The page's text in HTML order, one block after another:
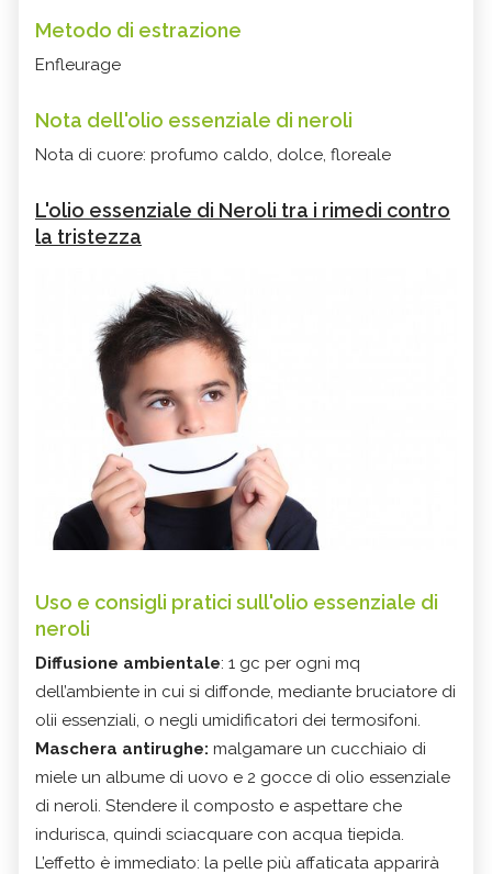
Metodo di estrazione
Enfleurage
Nota dell'olio essenziale di neroli
Nota di cuore: profumo caldo, dolce, floreale
L'olio essenziale di Neroli tra i rimedi contro
la tristezza
Uso e consigli pratici sull'olio essenziale di
neroli
Diffusione ambientale: 1 gc per ogni mq
dell’ambiente in cui si diffonde, mediante bruciatore di
olii essenziali, o negli umidificatori dei termosifoni.
Maschera antirughe: malgamare un cucchiaio di
miele un albume di uovo e 2 gocce di olio essenziale
di neroli. Stendere il composto e aspettare che
indurisca, quindi sciacquare con acqua tiepida.
L’effetto è immediato: la pelle più affaticata apparirà